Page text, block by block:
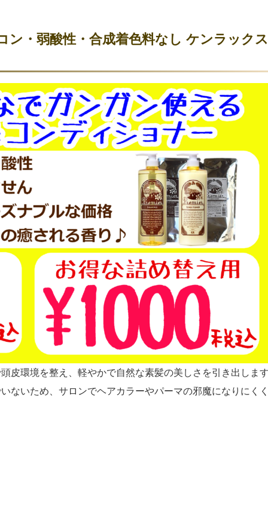
・弱酸性・合成着色料なし ケンラックス
皮環境を整え、軽やかで自然な素髪の美しさを引き出しま
ないため、サロンでヘアカラーやパーマの邪魔になりにく